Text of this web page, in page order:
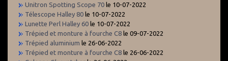
Unitron Spotting Scope 70 le 10-07-2022
Télescope Halley 80 le 10-07-2022
Lunette Perl Halley 60 le 10-07-2022
Trépied et monture à fourche C8 le 09-07-2022
Trépied aluminium le 26-06-2022
Trépied et monture à fourche C8 le 26-06-2022